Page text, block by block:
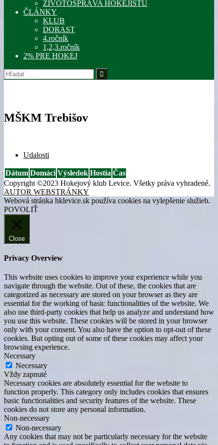
ŽIVOTOSPRÁVA HOKEJISTU
ČLÁNKY
KLUB
DORAST
4.ročník
1,2,3.ročník
2% PRE HOKEJ
Hľadať:
MŠKM Trebišov
Udalosti
Dátum Domáci Výsledok Hostia Čas
Copyright ©2023 Hokejový klub Levice. Všetky práva vyhradené.
AUTOR WEBSTRÁNKY
Webová stránka hklevice.sk používa cookies na vylepšenie služieb.
POVOLIŤ
Close
Privacy Overview
This website uses cookies to improve your experience while you
navigate through the website. Out of these, the cookies that are
categorized as necessary are stored on your browser as they are
essential for the working of basic functionalities of the website. We
also use third-party cookies that help us analyze and understand how
you use this website. These cookies will be stored in your browser
only with your consent. You also have the option to opt-out of these
cookies. But opting out of some of these cookies may affect your
browsing experience.
Necessary
Necessary
Vždy zapnuté
Necessary cookies are absolutely essential for the website to
function properly. This category only includes cookies that ensures
basic functionalities and security features of the website. These
cookies do not store any personal information.
Non-necessary
Non-necessary
Any cookies that may not be particularly necessary for the website